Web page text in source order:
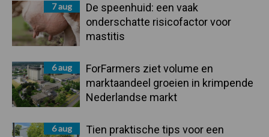
7 aug
De speenhuid: een vaak
onderschatte risicofactor voor
mastitis
6 aug
ForFarmers ziet volume en
marktaandeel groeien in krimpende
Nederlandse markt
6 aug
Tien praktische tips voor een